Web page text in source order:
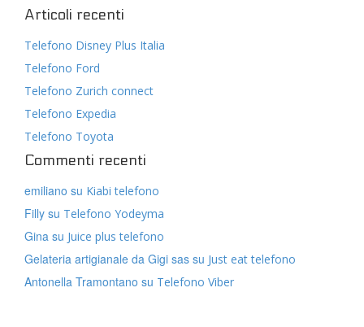
Articoli recenti
Telefono Disney Plus Italia
Telefono Ford
Telefono Zurich connect
Telefono Expedia
Telefono Toyota
Commenti recenti
emiliano su Kiabi telefono
Filly su Telefono Yodeyma
Gina su Juice plus telefono
Gelateria artigianale da Gigi sas su Just eat telefono
Antonella Tramontano su Telefono Viber